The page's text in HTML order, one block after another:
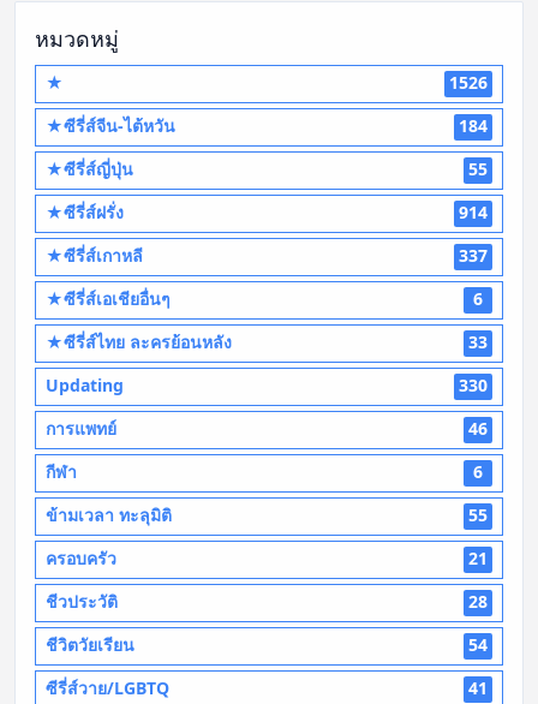
หมวดหมู่
★
1526
★ซีรี่ส์จีน-ไต้หวัน
184
★ซีรี่ส์ญี่ปุ่น
55
★ซีรี่ส์ฝรั่ง
914
★ซีรี่ส์เกาหลี
337
★ซีรี่ส์เอเชียอื่นๆ
6
★ซีรี่ส์ไทย ละครย้อนหลัง
33
Updating
330
การแพทย์
46
กีฬา
6
ข้ามเวลา ทะลุมิติ
55
ครอบครัว
21
ชีวประวัติ
28
ชีวิตวัยเรียน
54
ซีรี่ส์วาย/LGBTQ
41